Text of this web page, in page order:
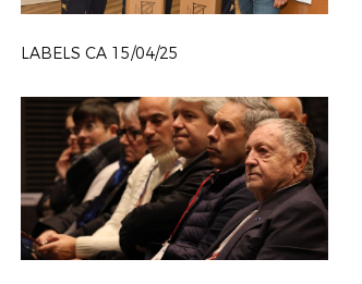
LABELS CA 15/04/25